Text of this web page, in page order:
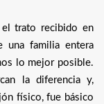
trato recibido en
una familia entera
lo mejor posible.
la diferencia y,
físico, fue básico